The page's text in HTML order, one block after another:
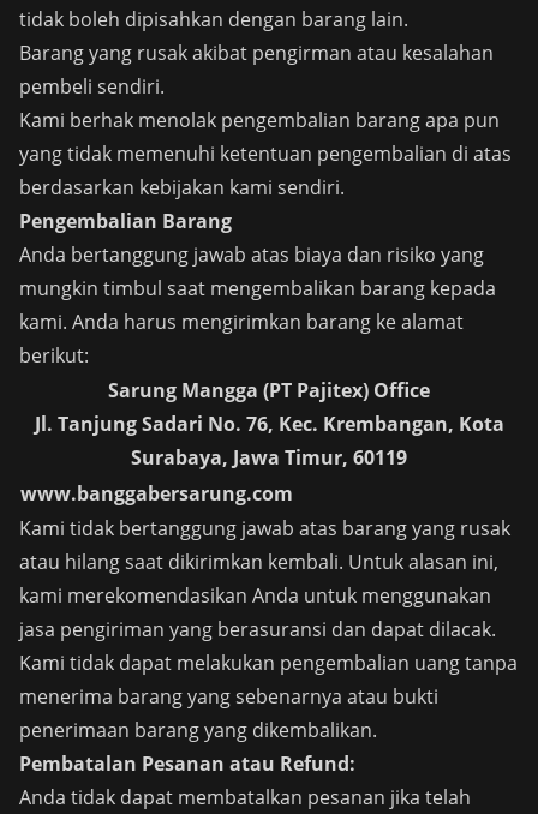
tidak boleh dipisahkan dengan barang lain.
Barang yang rusak akibat pengirman atau kesalahan
pembeli sendiri.
Kami berhak menolak pengembalian barang apa pun
yang tidak memenuhi ketentuan pengembalian di atas
berdasarkan kebijakan kami sendiri.
Pengembalian Barang
Anda bertanggung jawab atas biaya dan risiko yang
mungkin timbul saat mengembalikan barang kepada
kami. Anda harus mengirimkan barang ke alamat
berikut:
Sarung Mangga (PT Pajitex) Office
Jl. Tanjung Sadari No. 76, Kec. Krembangan, Kota
Surabaya, Jawa Timur, 60119
www.banggabersarung.com
Kami tidak bertanggung jawab atas barang yang rusak
atau hilang saat dikirimkan kembali. Untuk alasan ini,
kami merekomendasikan Anda untuk menggunakan
jasa pengiriman yang berasuransi dan dapat dilacak.
Kami tidak dapat melakukan pengembalian uang tanpa
menerima barang yang sebenarnya atau bukti
penerimaan barang yang dikembalikan.
Pembatalan Pesanan atau Refund:
Anda tidak dapat membatalkan pesanan jika telah